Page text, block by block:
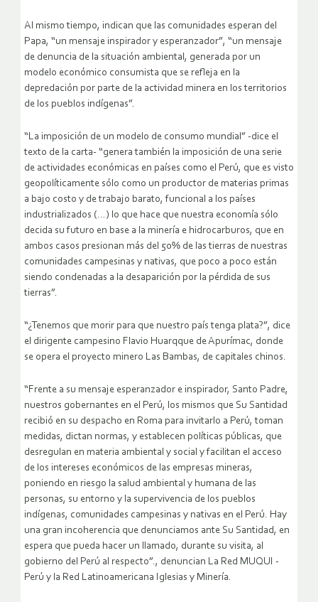
Al mismo tiempo, indican que las comunidades esperan del
Papa, “un mensaje inspirador y esperanzador”, “un mensaje
de denuncia de la situación ambiental, generada por un
modelo económico consumista que se refleja en la
depredación por parte de la actividad minera en los territorios
de los pueblos indígenas”.
“La imposición de un modelo de consumo mundial” -dice el
texto de la carta- “genera también la imposición de una serie
de actividades económicas en países como el Perú, que es visto
geopolíticamente sólo como un productor de materias primas
a bajo costo y de trabajo barato, funcional a los países
industrializados (…) lo que hace que nuestra economía sólo
decida su futuro en base a la minería e hidrocarburos, que en
ambos casos presionan más del 50% de las tierras de nuestras
comunidades campesinas y nativas, que poco a poco están
siendo condenadas a la desaparición por la pérdida de sus
tierras”.
“¿Tenemos que morir para que nuestro país tenga plata?”, dice
el dirigente campesino Flavio Huarqque de Apurímac, donde
se opera el proyecto minero Las Bambas, de capitales chinos.
“Frente a su mensaje esperanzador e inspirador, Santo Padre,
nuestros gobernantes en el Perú, los mismos que Su Santidad
recibió en su despacho en Roma para invitarlo a Perú, toman
medidas, dictan normas, y establecen políticas públicas, que
desregulan en materia ambiental y social y facilitan el acceso
de los intereses económicos de las empresas mineras,
poniendo en riesgo la salud ambiental y humana de las
personas, su entorno y la supervivencia de los pueblos
indígenas, comunidades campesinas y nativas en el Perú. Hay
una gran incoherencia que denunciamos ante Su Santidad, en
espera que pueda hacer un llamado, durante su visita, al
gobierno del Perú al respecto”., denuncian La Red MUQUI -
Perú y la Red Latinoamericana Iglesias y Minería.